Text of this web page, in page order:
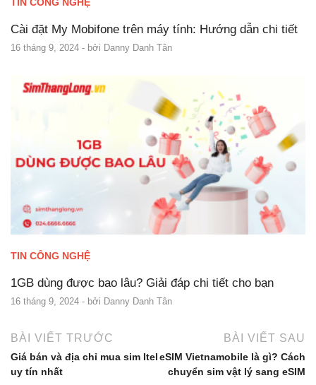
Cài đặt My Mobifone trên máy tính: Hướng dẫn chi tiết
16 tháng 9, 2024 - bởi Danny Danh Tân
TIN CÔNG NGHỆ
1GB dùng được bao lâu? Giải đáp chi tiết cho bạn
16 tháng 9, 2024 - bởi Danny Danh Tân
BÀI VIẾT TRƯỚC
Giá bán và địa chỉ mua sim Itel
uy tín nhất
BÀI VIẾT SAU
eSIM Vietnamobile là gì? Cách
chuyển sim vật lý sang eSIM